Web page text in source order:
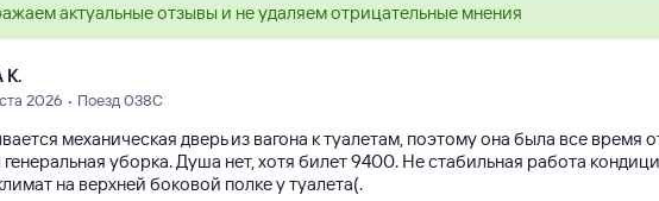
актуальные отзывы и не удаляем отрицательные мнения
К.
2026 • Поезд 038С
механическая дверь из вагона к туалетам, поэтому она была все время
уборка. Душа нет, хотя билет 9400. Не стабильная работа
на верхней боковой полке у туалета(.